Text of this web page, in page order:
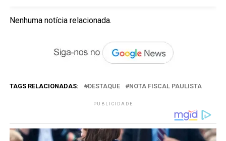
Nenhuma notícia relacionada.
TAGS RELACIONADAS: DESTAQUE NOTA FISCAL PAULISTA
PUBLICIDADE